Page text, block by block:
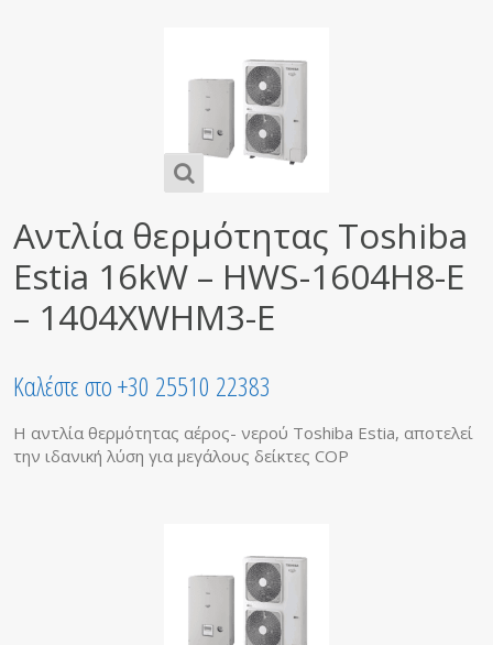
Αντλία θερμότητας Toshiba
Estia 16kW – HWS-1604H8-E
– 1404XWHM3-E
Καλέστε στο +30 25510 22383
Η αντλία θερμότητας αέρος- νερού Toshiba Estia, αποτελεί
την ιδανική λύση για μεγάλους δείκτες COP